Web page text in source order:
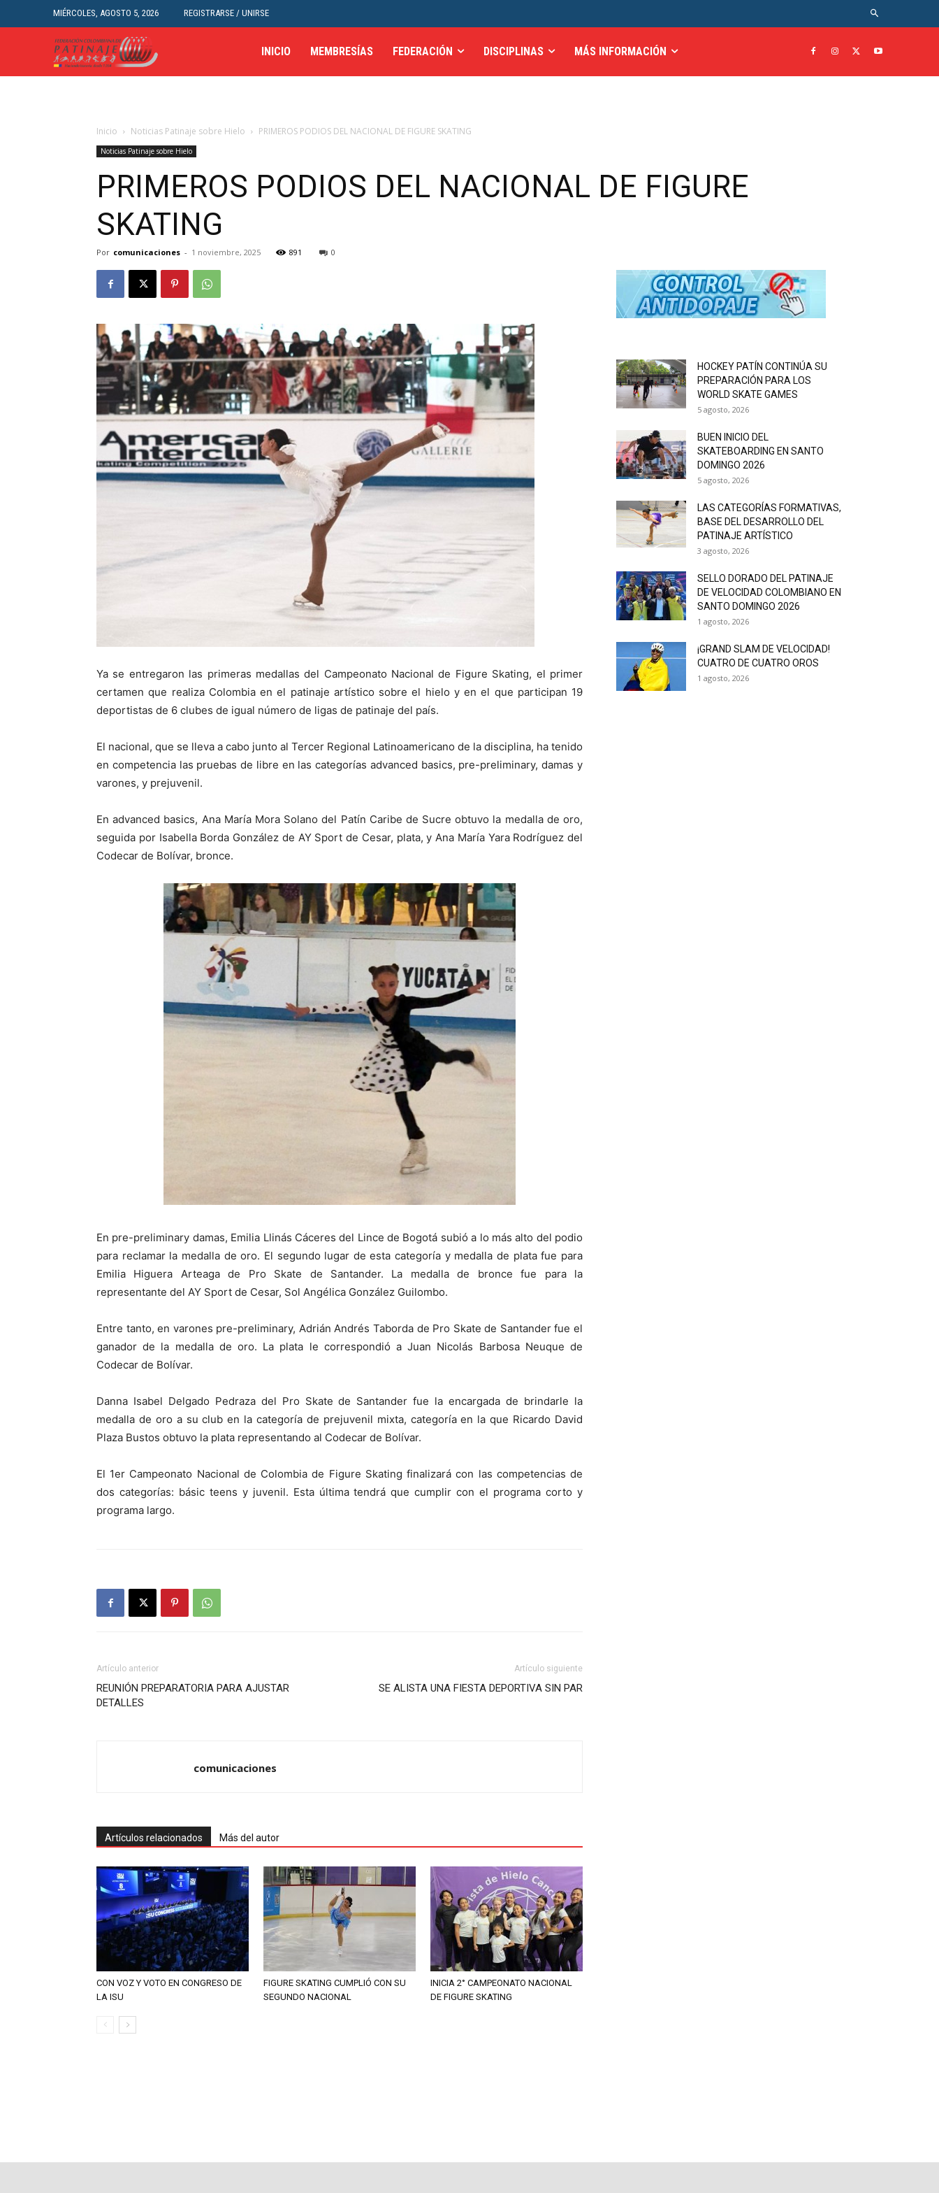
MIÉRCOLES, AGOSTO 5, 2026 REGISTRARSE / UNIRSE
INICIO MEMBRESÍAS FEDERACIÓN DISCIPLINAS MÁS INFORMACIÓN
Inicio Noticias Patinaje sobre Hielo PRIMEROS PODIOS DEL NACIONAL DE FIGURE SKATING
Noticias Patinaje sobre Hielo
PRIMEROS PODIOS DEL NACIONAL DE FIGURE
SKATING
Por comunicaciones - 1 noviembre, 2025 891 0
Ya se entregaron las primeras medallas del Campeonato Nacional de Figure Skating, el primer
certamen que realiza Colombia en el patinaje artístico sobre el hielo y en el que participan 19
deportistas de 6 clubes de igual número de ligas de patinaje del país.
El nacional, que se lleva a cabo junto al Tercer Regional Latinoamericano de la disciplina, ha tenido
en competencia las pruebas de libre en las categorías advanced basics, pre-preliminary, damas y
varones, y prejuvenil.
En advanced basics, Ana María Mora Solano del Patín Caribe de Sucre obtuvo la medalla de oro,
seguida por Isabella Borda González de AY Sport de Cesar, plata, y Ana María Yara Rodríguez del
Codecar de Bolívar, bronce.
En pre-preliminary damas, Emilia Llinás Cáceres del Lince de Bogotá subió a lo más alto del podio
para reclamar la medalla de oro. El segundo lugar de esta categoría y medalla de plata fue para
Emilia Higuera Arteaga de Pro Skate de Santander. La medalla de bronce fue para la
representante del AY Sport de Cesar, Sol Angélica González Guilombo.
Entre tanto, en varones pre-preliminary, Adrián Andrés Taborda de Pro Skate de Santander fue el
ganador de la medalla de oro. La plata le correspondió a Juan Nicolás Barbosa Neuque de
Codecar de Bolívar.
Danna Isabel Delgado Pedraza del Pro Skate de Santander fue la encargada de brindarle la
medalla de oro a su club en la categoría de prejuvenil mixta, categoría en la que Ricardo David
Plaza Bustos obtuvo la plata representando al Codecar de Bolívar.
El 1er Campeonato Nacional de Colombia de Figure Skating finalizará con las competencias de
dos categorías: básic teens y juvenil. Esta última tendrá que cumplir con el programa corto y
programa largo.
Artículo anterior
REUNIÓN PREPARATORIA PARA AJUSTAR
DETALLES
Artículo siguiente
SE ALISTA UNA FIESTA DEPORTIVA SIN PAR
comunicaciones
Artículos relacionados Más del autor
CON VOZ Y VOTO EN CONGRESO DE
LA ISU
FIGURE SKATING CUMPLIÓ CON SU
SEGUNDO NACIONAL
INICIA 2° CAMPEONATO NACIONAL
DE FIGURE SKATING
HOCKEY PATÍN CONTINÚA SU
PREPARACIÓN PARA LOS
WORLD SKATE GAMES
5 agosto, 2026
BUEN INICIO DEL
SKATEBOARDING EN SANTO
DOMINGO 2026
5 agosto, 2026
LAS CATEGORÍAS FORMATIVAS,
BASE DEL DESARROLLO DEL
PATINAJE ARTÍSTICO
3 agosto, 2026
SELLO DORADO DEL PATINAJE
DE VELOCIDAD COLOMBIANO EN
SANTO DOMINGO 2026
1 agosto, 2026
¡GRAND SLAM DE VELOCIDAD!
CUATRO DE CUATRO OROS
1 agosto, 2026